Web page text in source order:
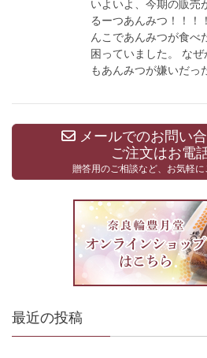
いよいよ、今期の販売
るーつあんみつ！！！
んこであんみつが食べ
困っていました。 な
もあんみつが嫌いだ
メールでのお問い
ご注文はお電
贈答用のご相談など、お気軽に
最近の投稿